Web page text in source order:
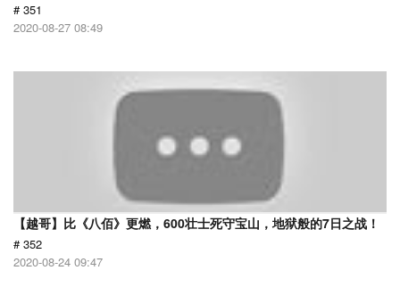
# 351
2020-08-27 08:49
【越哥】比《八佰》更燃，600壮士死守宝山，地狱般的7日之战！
# 352
2020-08-24 09:47